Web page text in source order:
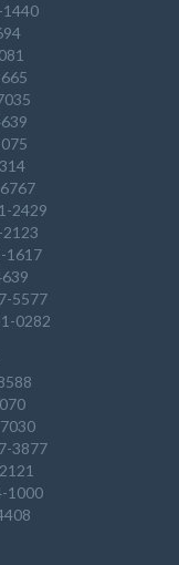
1440
2429
2123
1617
5577
0282
3877
1000